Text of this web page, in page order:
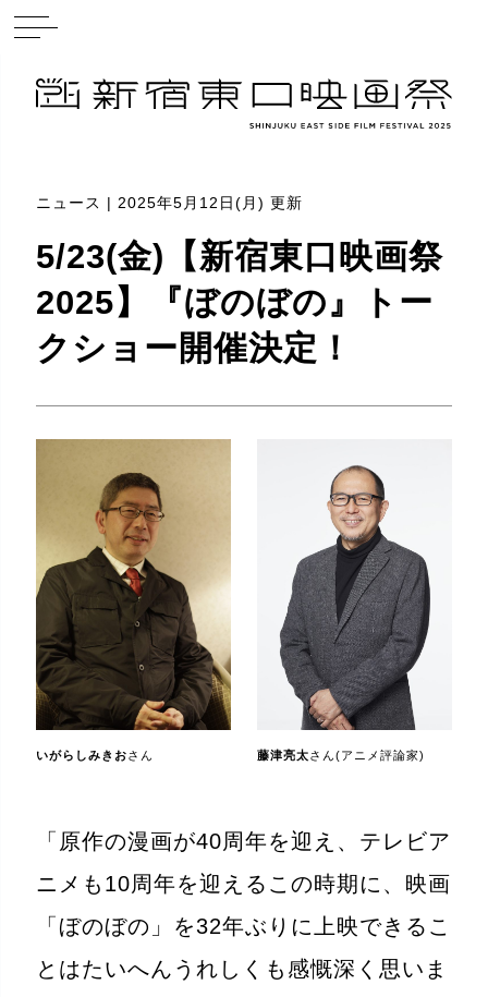
ニュース | 2025年5月12日(月) 更新
5/23(金)【新宿東口映画祭
2025】『ぼのぼの』トー
クショー開催決定！
いがらしみきおさん 藤津亮太さん(アニメ評論家)
「原作の漫画が40周年を迎え、テレビア
ニメも10周年を迎えるこの時期に、映画
「ぼのぼの」を32年ぶりに上映できるこ
とはたいへんうれしくも感慨深く思いま